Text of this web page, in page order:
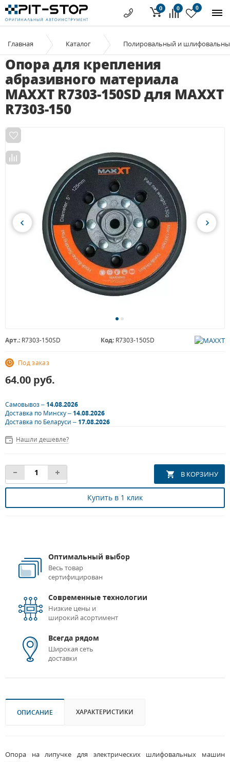
0 0
0
Главная Каталог Полировальный и
Опора для крепления
абразивного материала
MAXXT R7303-150SD для MAXXT
R7303-150
Арт.: R7303-150SD Код: R7303-150SD
Под заказ
64.00 руб.
Самовывоз –14.08.2026
Доставка по Минску –14.08.2026
Доставка по Беларуси –17.08.2026
Нашли дешевле?
Купить в 1 клик
Оптимальный выбор
Весь товар
сертифицирован
Современные технологии
Низкие цены и
широкий асортимент
Всегда рядом
Широкая сеть
доставки
ОПИСАНИЕ ХАРАКТЕРИСТИКИ
Опора на липучке для электрических шлифовальных машин